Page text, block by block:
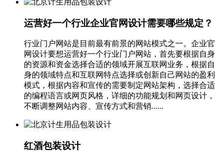
运营好一个行业企业官网设计需要哪些规定？
行业门户网站是目前最有前景的网站模式之一。企业官
网设计要想运营好一个行业门户网站，首先要根据自身
的资源和资金选择合适的领域开展互联网业务，根据自
身的领域特点和互联网特点选择或创新自己网站的盈利
模式，根据内容和宣传的需要制定网站架构，选择合适
的编程语言或网页风格，详细的功能规划和网页设计，
不断调整网站内容、宣传方式和营销......
红酒包装设计